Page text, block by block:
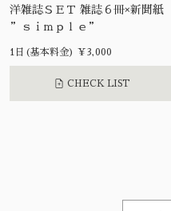
洋雑誌ＳＥＴ 雑誌６冊×新聞紙
”ｓｉｍｐｌｅ”
1日(基本料金) ¥3,000
CHECK LIST